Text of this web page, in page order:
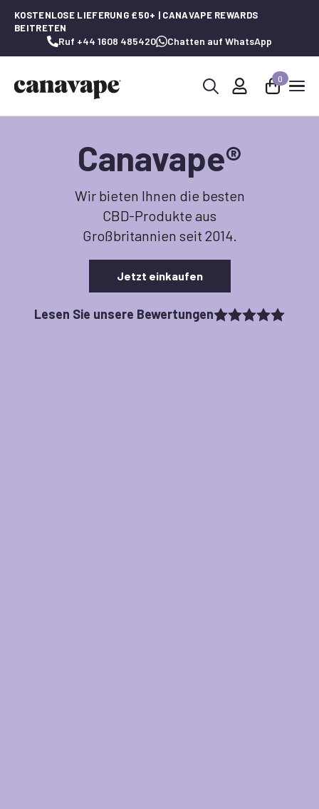
KOSTENLOSE LIEFERUNG £50+ | CANAVAPE REWARDS
BEITRETEN
Ruf +44 1608 485420 Chatten auf WhatsApp
0
Canavape®
Wir bieten Ihnen die besten
CBD-Produkte aus
Großbritannien seit 2014.
Jetzt einkaufen
Lesen Sie unsere Bewertungen